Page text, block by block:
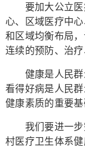
要加大公立医
心、区域医疗中
和区域均衡布局
连续的预防、治
健康是人民群众
看得好病是人民
健康素质的重要基
我们要进一步
村医疗卫生体系